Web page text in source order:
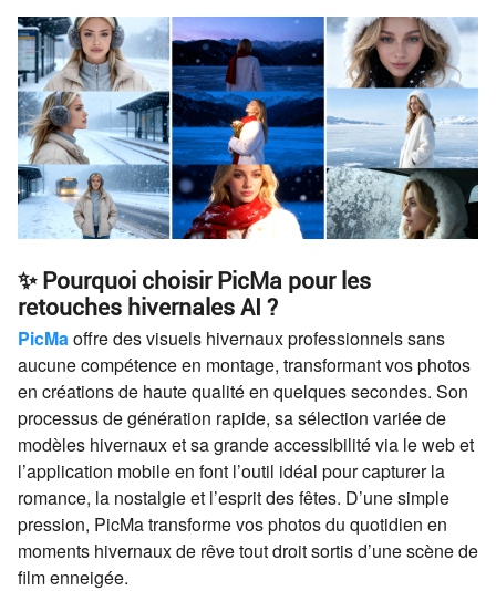
✨ Pourquoi choisir PicMa pour les
retouches hivernales AI ?
PicMaoffre des visuels hivernaux professionnels sans
aucune compétence en montage, transformant vos photos
en créations de haute qualité en quelques secondes. Son
processus de génération rapide, sa sélection variée de
modèles hivernaux et sa grande accessibilité via le web et
l’application mobile en font l’outil idéal pour capturer la
romance, la nostalgie et l’esprit des fêtes. D’une simple
pression, PicMa transforme vos photos du quotidien en
moments hivernaux de rêve tout droit sortis d’une scène de
film enneigée.